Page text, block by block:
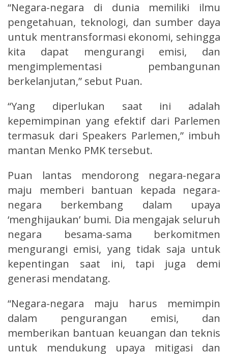
“Negara-negara di dunia memiliki ilmu
pengetahuan, teknologi, dan sumber daya
untuk mentransformasi ekonomi, sehingga
kita dapat mengurangi emisi, dan
mengimplementasi pembangunan
berkelanjutan,” sebut Puan.
“Yang diperlukan saat ini adalah
kepemimpinan yang efektif dari Parlemen
termasuk dari Speakers Parlemen,” imbuh
mantan Menko PMK tersebut.
Puan lantas mendorong negara-negara
maju memberi bantuan kepada negara-
negara berkembang dalam upaya
‘menghijaukan’ bumi. Dia mengajak seluruh
negara besama-sama berkomitmen
mengurangi emisi, yang tidak saja untuk
kepentingan saat ini, tapi juga demi
generasi mendatang.
“Negara-negara maju harus memimpin
dalam pengurangan emisi, dan
memberikan bantuan keuangan dan teknis
untuk mendukung upaya mitigasi dan